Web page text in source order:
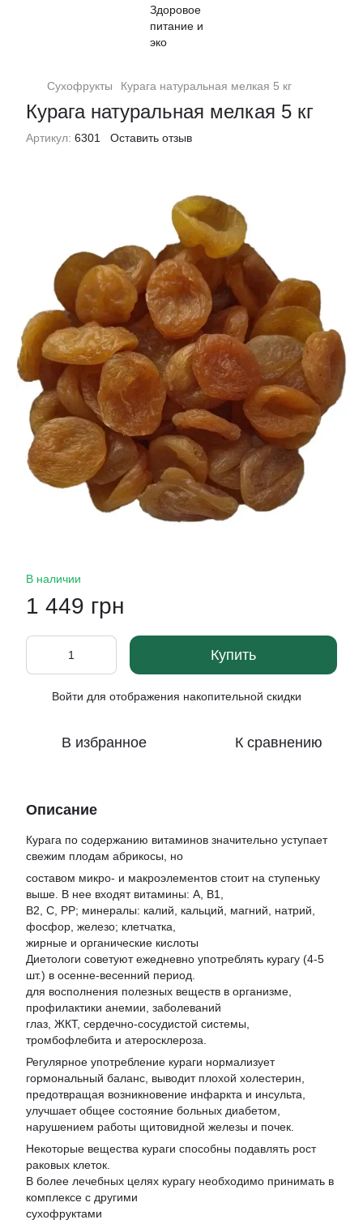
Сухофрукты Курага натуральная мелкая 5 кг
Курага натуральная мелкая 5 кг
Артикул: 6301 Оставить отзыв
В наличии
1 449 грн
Купить
Войти для отображения накопительной скидки
В избранное К сравнению
Описание
Курага по содержанию витаминов значительно уступает
свежим плодам абрикосы, но
составом микро- и макроэлементов стоит на ступеньку
выше. В нее входят витамины: А, В1,
В2, С, РР; минералы: калий, кальций, магний, натрий,
фосфор, железо; клетчатка,
жирные и органические кислоты
Диетологи советуют ежедневно употреблять курагу (4-5
шт.) в осенне-весенний период.
для восполнения полезных веществ в организме,
профилактики анемии, заболеваний
глаз, ЖКТ, сердечно-сосудистой системы,
тромбофлебита и атеросклероза.
Регулярное употребление кураги нормализует
гормональный баланс, выводит плохой холестерин,
предотвращая возникновение инфаркта и инсульта,
улучшает общее состояние больных диабетом,
нарушением работы щитовидной железы и почек.
Некоторые вещества кураги способны подавлять рост
раковых клеток.
В более лечебных целях курагу необходимо принимать в
комплексе с другими
сухофруктами